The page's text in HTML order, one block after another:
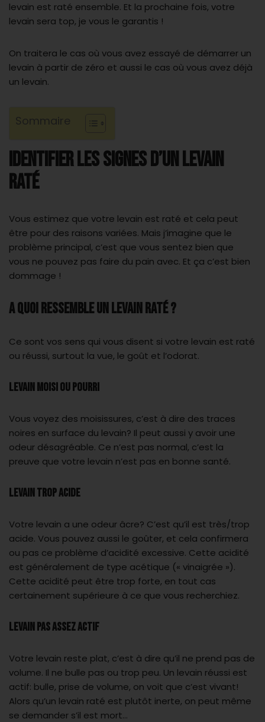
levain est raté ensemble. Et la prochaine fois, votre
levain sera top, je vous le garantis !
On traitera le cas où vous avez essayé de démarrer un
levain à partir de zéro et aussi le cas où vous avez déjà
un levain.
Sommaire
IDENTIFIER LES SIGNES D’UN LEVAIN
RATÉ
Vous estimez que votre levain est raté et cela peut
être pour des raisons variées. Mais j’imagine que le
problème principal, c’est que vous sentez bien que
vous ne pouvez pas faire du pain avec. Et ça c’est bien
dommage !
A QUOI RESSEMBLE UN LEVAIN RATÉ ?
Ce sont vos sens qui vous disent si votre levain est raté
ou réussi, surtout la vue, le goût et l’odorat.
Levain moisi ou pourri
Vous voyez des moisissures, c’est à dire des traces
noires en surface du levain? Il peut aussi y avoir une
odeur désagréable. Ce n’est pas normal, c’est la
preuve que votre levain n’est pas en bonne santé.
Levain trop acide
Votre levain a une odeur âcre? C’est qu’il est très/trop
acide. Vous pouvez aussi le goûter, et cela confirmera
ou pas ce problème d’acidité excessive. Cette acidité
est généralement de type acétique (« vinaigrée »).
Cette acidité peut être trop forte, en tout cas
certainement supérieure à ce que vous recherchiez.
Levain pas assez actif
Votre levain reste plat, c’est à dire qu’il ne prend pas de
volume. Il ne bulle pas ou trop peu. Un levain réussi est
actif: bulle, prise de volume, on voit que c’est vivant!
Alors qu’un levain raté est plutôt inerte, on peut même
se demander s’il est mort…